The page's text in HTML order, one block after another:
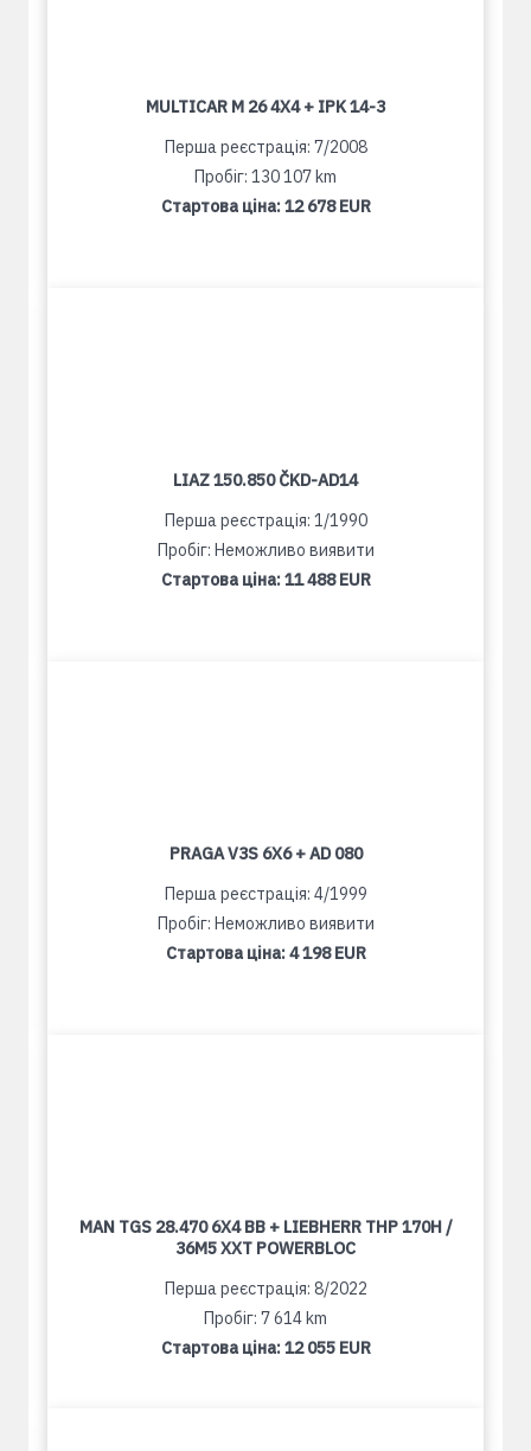
MULTICAR M 26 4X4 + IPK 14-3
Перша реєстрація: 7/2008
Пробіг: 130 107 km
Стартова ціна:12 678 EUR
LIAZ 150.850 ČKD-AD14
Перша реєстрація: 1/1990
Пробіг: Неможливо виявити
Стартова ціна:11 488 EUR
PRAGA V3S 6X6 + AD 080
Перша реєстрація: 4/1999
Пробіг: Неможливо виявити
Стартова ціна:4 198 EUR
MAN TGS 28.470 6X4 BB + LIEBHERR THP 170H /
36M5 XXT POWERBLOC
Перша реєстрація: 8/2022
Пробіг: 7 614 km
Стартова ціна:12 055 EUR